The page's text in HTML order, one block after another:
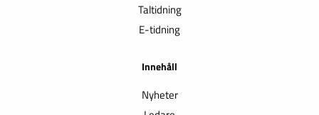
Taltidning
E-tidning
Innehåll
Nyheter